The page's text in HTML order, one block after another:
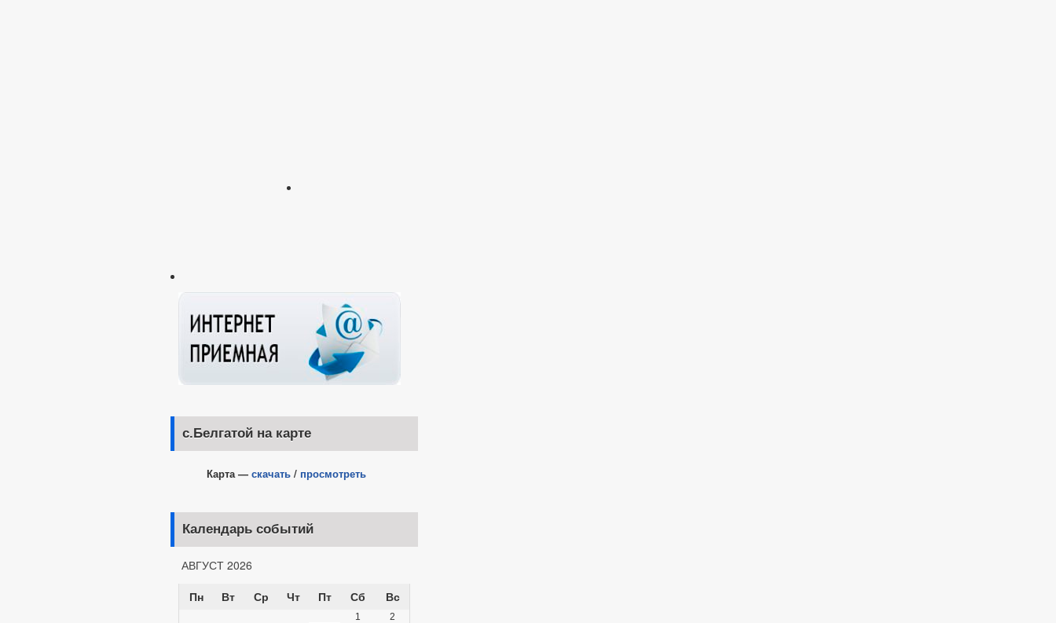
с.Белгатой на карте
Карта — скачать / просмотреть
Календарь событий
АВГУСТ 2026
Пн
Вт Ср Чт Пт Сб Вс
1
2